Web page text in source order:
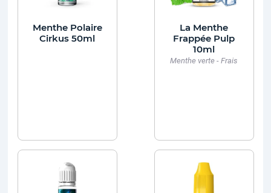
Menthe Polaire
Cirkus 50ml
La Menthe
Frappée Pulp
10ml
Menthe verte - Frais